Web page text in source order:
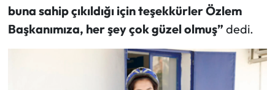
buna sahip çıkıldığı için teşekkürler Özlem
Başkanımıza, her şey çok güzel olmuş” dedi.